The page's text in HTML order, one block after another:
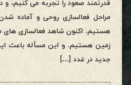
قدرتمند صعود را تجربه می کنیم،
مراحل فعالسازی روحی و آماده
هستیم. اکنون شاهد فعالسازی
زمین هستیم. و این مسأله باعث
جدید در غدد […]